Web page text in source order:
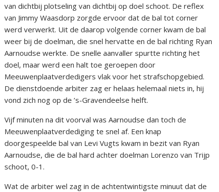
van dichtbij plotseling van dichtbij op doel schoot. De reflex
van Jimmy Waasdorp zorgde ervoor dat de bal tot corner
werd verwerkt. Uit de daarop volgende corner kwam de bal
weer bij de doelman, die snel hervatte en de bal richting Ryan
Aarnoudse werkte. De snelle aanvaller spurtte richting het
doel, maar werd een halt toe geroepen door
Meeuwenplaatverdedigers vlak voor het strafschopgebied.
De dienstdoende arbiter zag er helaas helemaal niets in, hij
vond zich nog op de ’s-Gravendeelse helft.
Vijf minuten na dit voorval was Aarnoudse dan toch de
Meeuwenplaatverdediging te snel af. Een knap
doorgespeelde bal van Levi Vugts kwam in bezit van Ryan
Aarnoudse, die de bal hard achter doelman Lorenzo van Trijp
schoot, 0-1.
Wat de arbiter wel zag in de achtentwintigste minuut dat de